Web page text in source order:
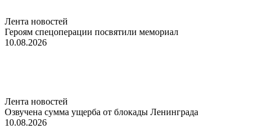
Лента новостей
Героям спецоперации посвятили мемориал
10.08.2026
Лента новостей
Озвучена сумма ущерба от блокады Ленинграда
10.08.2026